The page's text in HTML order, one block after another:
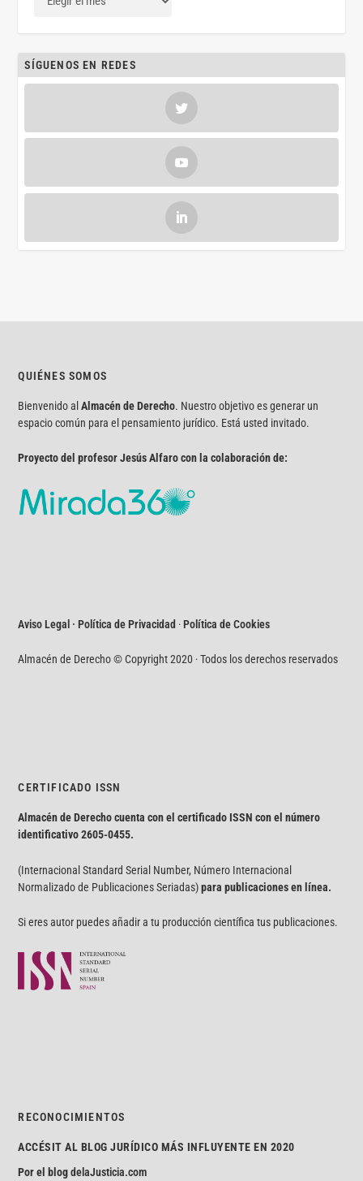
SÍGUENOS EN REDES
QUIÉNES SOMOS
Bienvenido alAlmacén de Derecho. Nuestro objetivo es generar un
espacio común para el pensamiento jurídico. Está usted invitado.
Proyecto del profesor Jesús Alfaro con la colaboración de:
Aviso Legal · Política de Privacidad ·Política de Cookies
Almacén de Derecho © Copyright 2020 · Todos los derechos reservados
CERTIFICADO ISSN
Almacén de Derecho cuenta con el certificado ISSN con el número
identificativo2605-0455.
(Internacional Standard Serial Number, Número Internacional
Normalizado de Publicaciones Seriadas)para publicaciones en línea.
Si eres autor puedes añadir a tu producción científica tus publicaciones.
RECONOCIMIENTOS
ACCÉSIT AL BLOG JURÍDICO MÁS INFLUYENTE EN 2020
Por el blogdelaJusticia.com